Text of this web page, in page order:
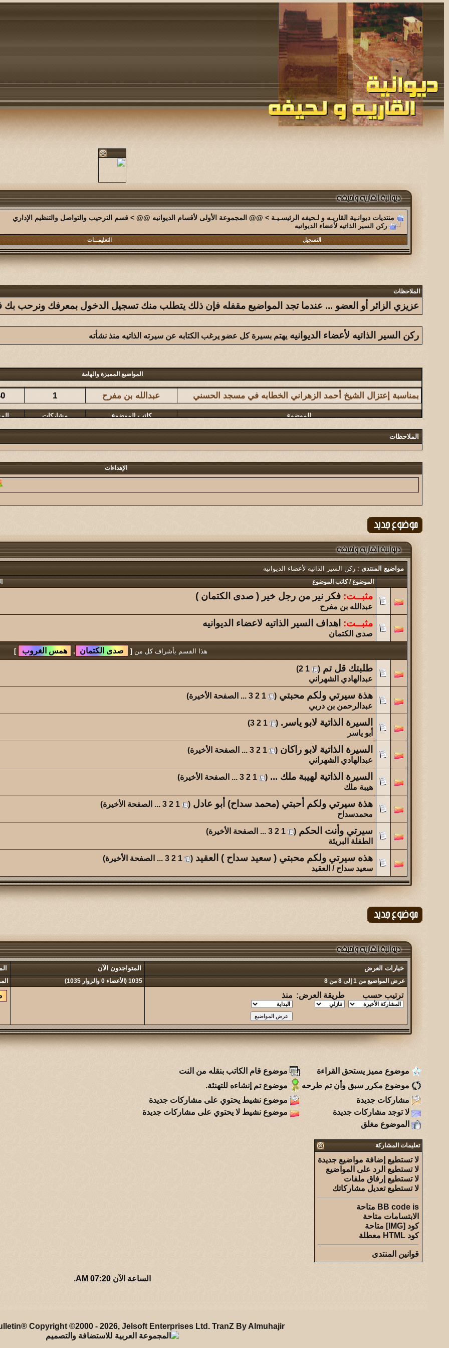
منتديات ديوانـية القاريـه و لـحيفه الرئيسـيـة > @@ المجموعة الأولى لأقسام الديوانيه @@ >قسم الترحيب والتواصل والتنظيم الإداري
ركن السير الذاتيه لأعضاء الديوانيه
التسجيل التعليمـــات
الملاحظات
عزيزي الزائر أو العضو ... عندما تجد المواضيع مقفله فإن ذلك يتطلب منك تسجيل الدخول بمعرفك ونرحب بك
ركن السير الذاتيه لأعضاء الديوانيه يهتم بسيرة كل عضو يرغب الكتابه عن سيرته الذاتيه منذ نشأته
المواضيع المميزة والهامة
كاتب الموضوع
بمناسبة إعتزال الشيخ أحمد الزهراني الخطابه في مسجد الحسني عبدالله بن مفرح 1
الموضوع كاتب الموضوع مشاركات
الموضوع كاتب الموضوع مشاركات
الموضوع كاتب الموضوع مشاركات
أبها يا عشقي القديم ولازال!! مخاوي الذيب 11
(الحـُـــريه )
الموضوع كاتب الموضوع مشاركات
تحليل شخصيات الاعضاء عبدالهادي الشهراني 289
الموضوع كاتب الموضوع مشاركات
تحدي بين المشرفين والأعضاء...
لحـيفـة أعز الأوطـان ... فلم قصير يفوق الوصف اهديكم اياه
الموضوع كاتب الموضوع مشاركات
نواجه أزمة فكرية محمد الحاقان 23
الموضوع
الموضوع كاتب الموضوع مشاركات
آخر عشرة أخبار عن أهالي القاريه ولحيفه
الملاحظات
الإهداءات
مواضيع المنتدى : ركن السير الذاتيه لأعضاء الديوانيه
الموضوع/كاتب الموضوع
مثبــت: فكر نير من رجل خير ( صدى الكتمان )
عبدالله بن مفرح
مثبــت: اهداف السير الذاتيه لاعضاء الديوانيه
صدى الكتمان
هذا القسم بأشراف كل من [
,
]
طلبتك قل تم ‏
(
1
2
)
عبدالهادي الشهراني
هذة سيرتي ولكم محبتي ‏
(
1
2
3
... الصفحة الأخيرة)
عبدالرحمن بن دربي
السيرة الذاتية لابو ياسر. ‏
(
1
2
3
)
أبو ياسر
السيرة الذاتية لابو راكان ‏
(
1
2
3
... الصفحة الأخيرة)
عبدالهادي الشهراني
السيرة الذاتية لهيبة ملك ... ‏
(
1
2
3
... الصفحة الأخيرة)
هيبة ملك
هذة سيرتي ولكم أحبتي (محمد سداح) أبو عادل ‏
(
1
2
3
... الصفحة الأخيرة)
محمدسداح
سيرتي وأنت الحكم ‏
(
1
2
3
... الصفحة الأخيرة)
الطفلة البريئة
هذه سيرتي ولكم محبتي ( سعيد سداح ) العقيد ‏
(
1
2
3
... الصفحة الأخيرة)
سعيد سداح / العقيد
خيارات العرض المتواجدون الآن
عرض المواضيع من 1 إلى 8 من 8 1035 (الأعضاء 0 والزوار 1035)
ترتيب حسب طريقة العرض: منذ
موضوع مميز يستحق القراءة
موضوع قام الكاتب بنقله من النت
موضوع مكرر سبق وأن تم طرحه
موضوع تم إنشاءه للتهنئة.
مشاركات جديدة
موضوع نشيط يحتوي على مشاركات جديدة
لا توجد مشاركات جديدة
موضوع نشيط لا يحتوي على مشاركات جديدة
الموضوع مغلق
تعليمات المشاركة
لا تستطيع إضافة مواضيع جديدة
لا تستطيع الرد على المواضيع
لا تستطيع إرفاق ملفات
لا تستطيع تعديل مشاركاتك
BB codeis
متاحة
الابتسامات متاحة
كود [IMG]
متاحة
كود HTML
معطلة
قوانين المنتدى
الساعة الآن 07:20 AM
.
Copyright ©2000 - 2026, Jelsoft Enterprises Ltd. TranZ By Almuhajir